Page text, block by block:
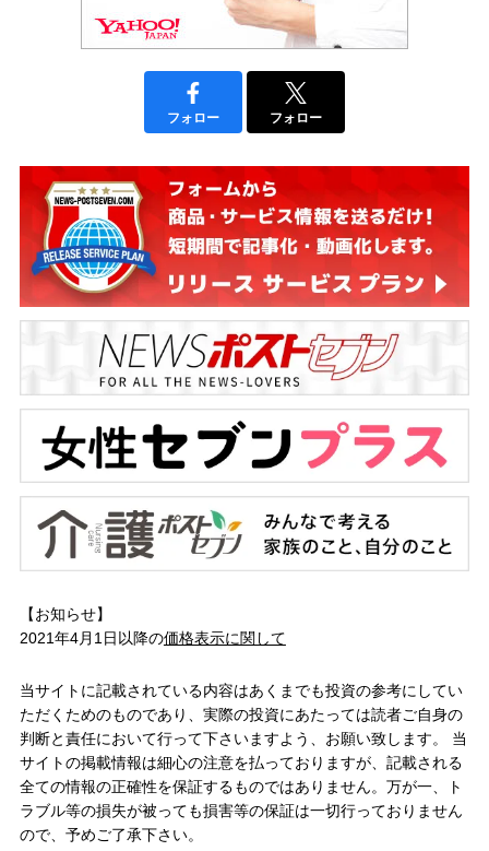
フォロー フォロー
【お知らせ】
2021年4月1日以降の価格表示に関して
当サイトに記載されている内容はあくまでも投資の参考にしてい
ただくためのものであり、実際の投資にあたっては読者ご自身の
判断と責任において行って下さいますよう、お願い致します。 当
サイトの掲載情報は細心の注意を払っておりますが、記載される
全ての情報の正確性を保証するものではありません。万が一、ト
ラブル等の損失が被っても損害等の保証は一切行っておりません
ので、予めご了承下さい。